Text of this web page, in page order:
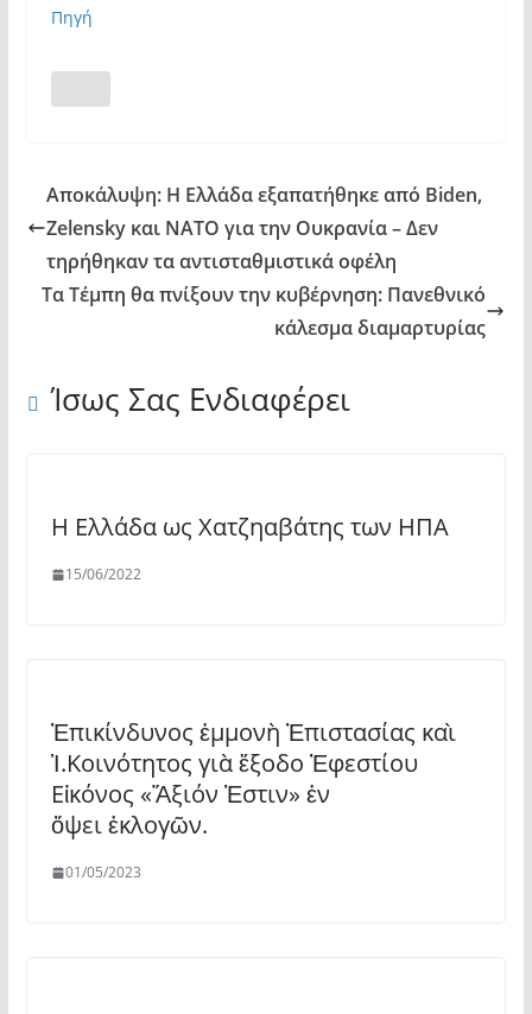
Πηγή
Αποκάλυψη: Η Ελλάδα εξαπατήθηκε από Biden,
Zelensky και ΝΑΤΟ για την Ουκρανία – Δεν
τηρήθηκαν τα αντισταθμιστικά οφέλη
Τα Τέμπη θα πνίξουν την κυβέρνηση: Πανεθνικό
κάλεσμα διαμαρτυρίας
Ίσως Σας Ενδιαφέρει
Η Ελλάδα ως Χατζηαβάτης των ΗΠΑ
15/06/2022
Ἐπικίνδυνος ἐμμονὴ Ἐπιστασίας καὶ
Ἱ.Κοινότητος γιὰ ἔξοδο Ἐφεστίου
Εἰκόνος «Ἄξιόν Ἐστιν» ἐν
ὄψει ἐκλογῶν.
01/05/2023